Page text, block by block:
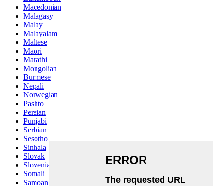
Macedonian
Malagasy
Malay
Malayalam
Maltese
Maori
Marathi
Mongolian
Burmese
Nepali
Norwegian
Pashto
Persian
Punjabi
Serbian
Sesotho
Sinhala
Slovak
Slovenian
Somali
Samoan